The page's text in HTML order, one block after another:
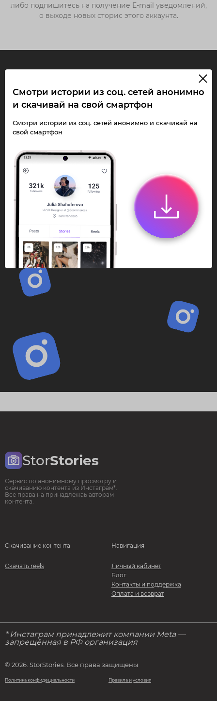
либо подпишитесь на получение E-mail уведомлений,
о выходе новых сторис этого аккаунта.
Смотри Stories и
скачивай Reels без
ограничений!
Переходи в ИнстаПай бот - смотри и
Stories
анонимно в чате
или Telegram-приложении.
Быстро, просто и удобно.
Перейти к боту
StorStories
Сервис по анонимному просмотру и
скачиванию контента из Инстаграм*.
Все права на принадлежаь авторам
контента.
Скачивание контента
Скачать reels
Навигация
Личный кабинет
Блог
Контакты и поддержка
Оплата и возврат
* Инстаграм принадлежит компании Meta —
запрещённая в РФ организация
© 2026. StorStories. Все права защищены
Политика конфидециальности Правила и условия
Смотри истории из соц. сетей анонимно
и скачивай на свой смартфон
Смотри истории из соц. сетей анонимно и скачивай на
свой смартфон